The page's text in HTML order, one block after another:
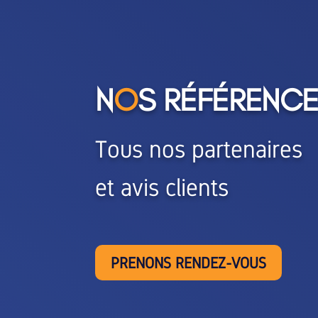
NOS
Tous nos partenaires
et avis clients
PRENONS RENDEZ-VOUS